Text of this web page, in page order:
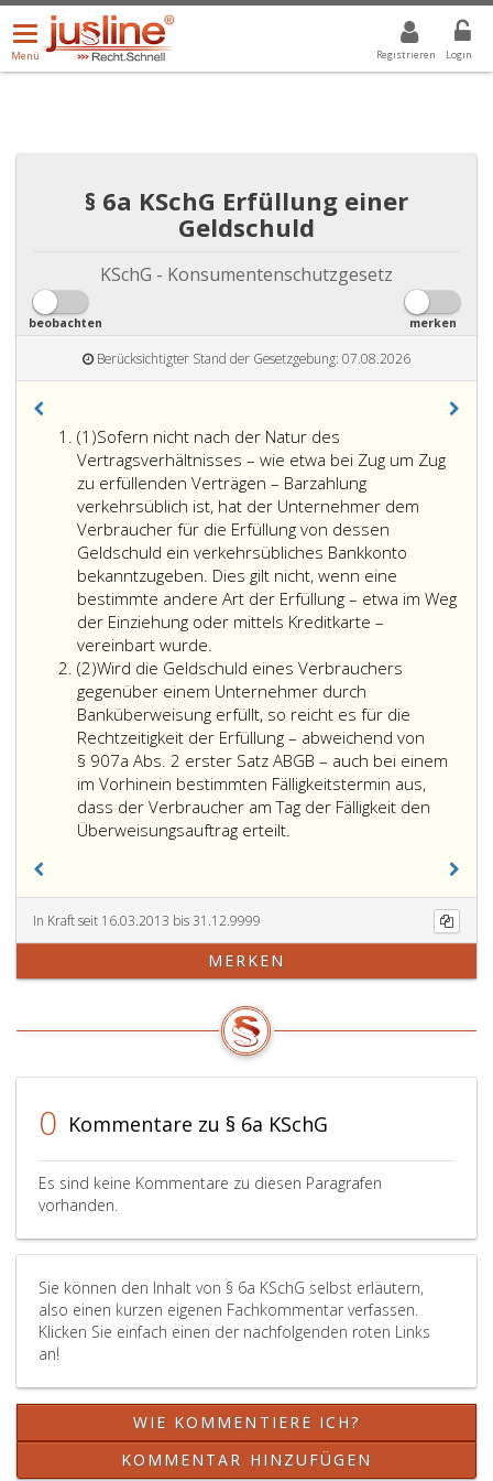
Registrieren Login
Menü
öffnen/schließen
Menü
ALLE DROPDOWN: GEWÄHLTER WERT IST ALLE
§ 6a KSchG Erfüllung einer
Geldschuld
KSchG - Konsumentenschutzgesetz
beobachten merken
Berücksichtigter Stand der Gesetzgebung: 07.08.2026
(1)Absatz
eins
Sofern nicht nach der Natur des
Vertragsverhältnisses – wie etwa bei Zug um Zug
zu erfüllenden Verträgen – Barzahlung
verkehrsüblich ist, hat der Unternehmer dem
Verbraucher für die Erfüllung von dessen
Geldschuld ein verkehrsübliches Bankkonto
bekanntzugeben. Dies gilt nicht, wenn eine
bestimmte andere Art der Erfüllung – etwa im Weg
der Einziehung oder mittels Kreditkarte –
vereinbart wurde.
(2)Absatz
2
Wird die Geldschuld eines Verbrauchers
gegenüber einem Unternehmer durch
Banküberweisung erfüllt, so reicht es für die
Rechtzeitigkeit der Erfüllung – abweichend von
§ 907a Abs. 2 erster Satz ABGB – auch bei einem
im Vorhinein bestimmten Fälligkeitstermin aus,
dass der Verbraucher am Tag der Fälligkeit den
Überweisungsauftrag erteilt.
eines
gegenüber
Banküberweisung
so
es
die
Rechtzeitigkeit
Erfüllung
abweichend
von
Paragraph
a,
Absatz
2,
erster
Satz
In Kraft seit 16.03.2013 bis 31.12.9999
MERKEN
0 Kommentare zu § 6a KSchG
Es sind keine Kommentare zu diesen Paragrafen
vorhanden.
Sie können den Inhalt von § 6a KSchG selbst erläutern,
also einen kurzen eigenen Fachkommentar verfassen.
Klicken Sie einfach einen der nachfolgenden roten Links
an!
WIE KOMMENTIERE ICH?
KOMMENTAR HINZUFÜGEN